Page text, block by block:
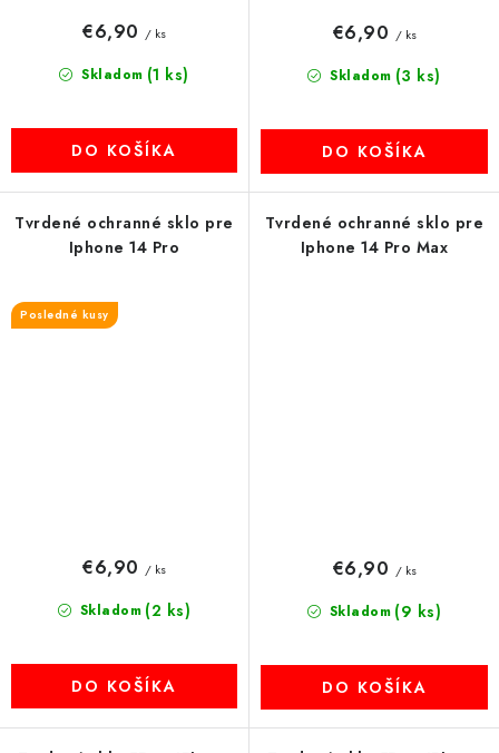
Skladom (1 ks)
€6,90 / ks
DO KOŠÍKA
Skladom (3 ks)
€6,90 / ks
DO KOŠÍKA
Tvrdené ochranné sklo pre
Iphone 14 Pro
Posledné kusy
Skladom (2 ks)
€6,90 / ks
DO KOŠÍKA
Tvrdené ochranné sklo pre
Iphone 14 Pro Max
Skladom (9 ks)
€6,90 / ks
DO KOŠÍKA